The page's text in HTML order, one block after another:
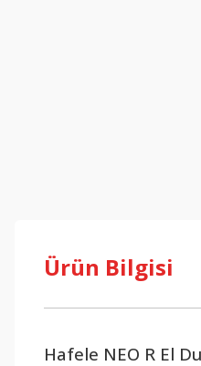
Ürün Bilgisi
Hafele NEO R El